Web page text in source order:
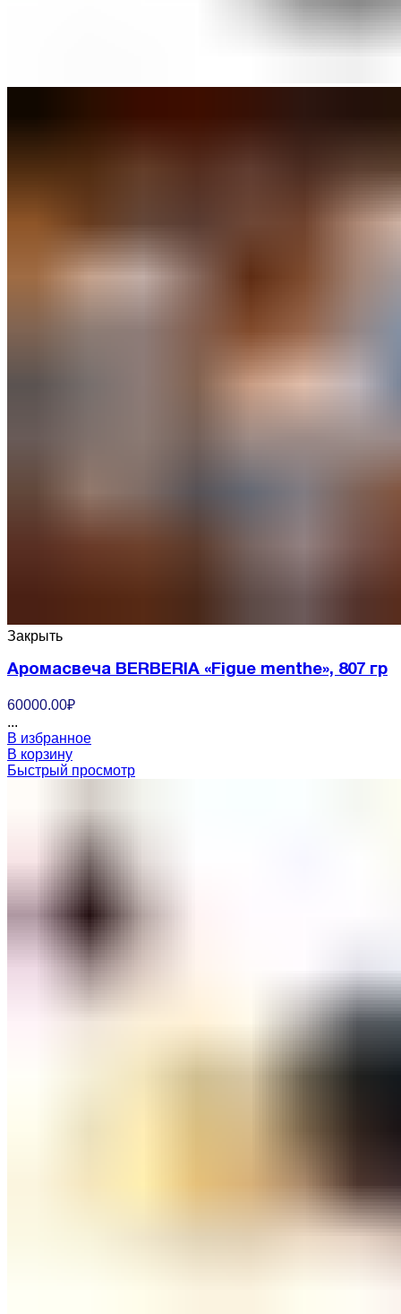
Закрыть
Аромасвеча BERBERIA «Figue menthe», 807 гр
60000.00₽
...
В избранное
В корзину
Быстрый просмотр